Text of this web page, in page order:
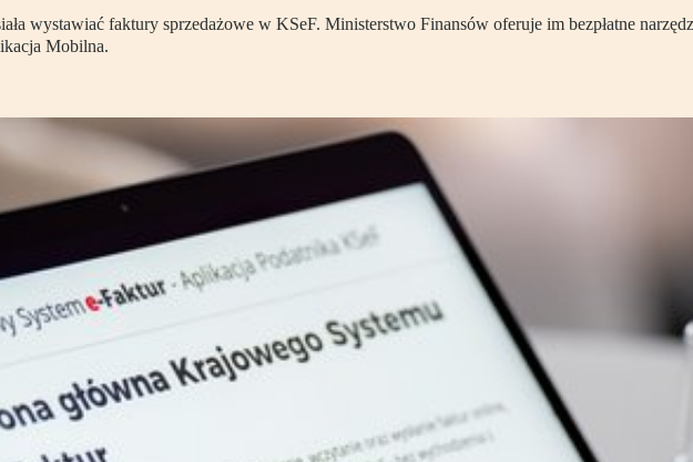
wystawiać faktury sprzedażowe w KSeF. Ministerstwo Finansów oferuje im bezpłatne
Mobilna.